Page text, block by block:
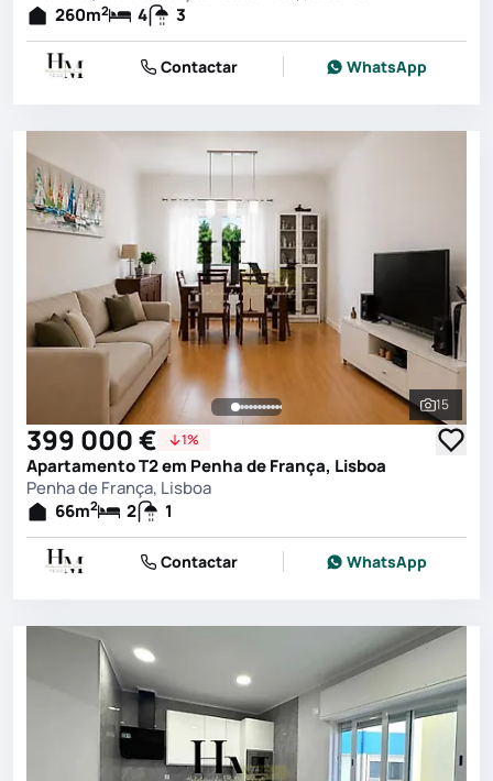
260m2 4 3
Contactar WhatsApp
Ver
15
399 000 € 1%
Apartamento T2 em Penha de França, Lisboa
Penha de França, Lisboa
66m2 2 1
Contactar WhatsApp